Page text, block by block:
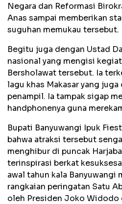
Negara dan Reformasi
Anas sampai memberikan
suguhan memukau tersebut.
Begitu juga dengan Ustad
nasional yang mengisi
Bersholawat tersebut. Ia
lagu khas Makasar yang
penampil. Ia tampak sigap
handphonenya guna
Bupati Banyuwangi Ipuk
bahwa atraksi tersebut
menghibur di puncak
terinspirasi berkat
awal tahun kala Banyuwangi
rangkaian peringatan Satu
oleh Presiden Joko Widodo